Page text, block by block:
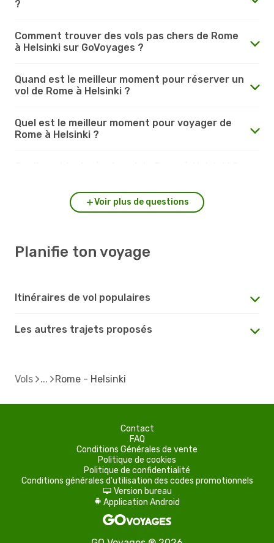
?
Comment trouver des vols pas chers de Rome
à Helsinki sur GoVoyages ?
Quand est le meilleur moment pour réserver un
vol de Rome à Helsinki ?
Quel est le meilleur moment pour voyager de
Rome à Helsinki ?
Voir plus de questions
Planifie ton voyage
Itinéraires de vol populaires
Les autres trajets proposés
Vols Rome - Helsinki
Contact
FAQ
Conditions Générales de vente
Politique de cookies
Politique de confidentialité
Conditions générales d'utilisation des codes promotionnels
d Version bureau
A Application Android